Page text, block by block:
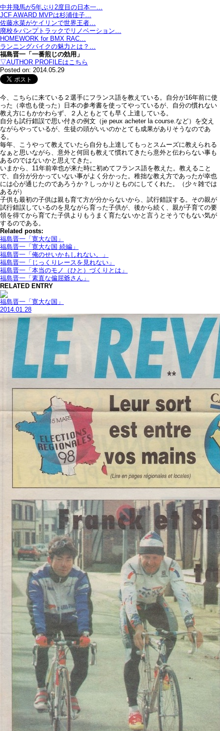
中井飛馬が5年ぶり2度目の日本一…
JCF AWARD MVPは杉浦佳子…
佐藤水菜がケイリンで世界王者…
廃校をパンプトラックでリノベーション…
HOMEWORK for BMX RAC…
ランニングバイクの魅力とは？…
福島晋一「一番煎じの効用」
▽AUTHOR PROFILEはこちら
Posted on: 2014.05.29
今、こちらに来ている２選手にフランス語を教えている。自分が16年前に使
った（幸也も使った）日本の参考書を使ってやっているが、自分の慣れない
教え方にもかかわらず、２人ともとても早く上達している。
自分も試行錯誤で思い付きの例文（je peux acheter la course.など）を交え
ながらやっているが、生徒の頭がいいのかとても成果がありそうなのであ
る。
毎年、こうやって教えていたら自分も上達してもっとスムーズに教えられる
なぁと思いながら、意外と何回も教えて慣れてきたら意外と伝わらない事も
あるのではないかと思えてきた。
いまから、11年前幸也が来た時に初めてフランス語を教えた。教えること
で、自分が分かっていない事がよく分かった。稚拙な教え方であったが幸也
には心が通じたのであろうか？しっかりとものにしてくれた。（少々雑では
あるが）
子供も最初の子供は親も育て方が分からないから、試行錯誤する。その親が
試行錯誤しているのを見ながら育った子供が、後から続く、親が子育ての要
領を得てから育てた子供よりもうまく育たないかと言うとそうでもない気が
するのである。
Related posts:
福島晋一「寛大な国」
福島晋一「寛大な国 続編」
福島晋一「俺のせいかもしれない。」
福島晋一「じっくりレースを見れない」
福島晋一「本当のモノ（ひと）づくりとは」
福島晋一「素直な偏屈爺さん」
RELATED ENTRY
福島晋一「寛大な国」
2014.01.28